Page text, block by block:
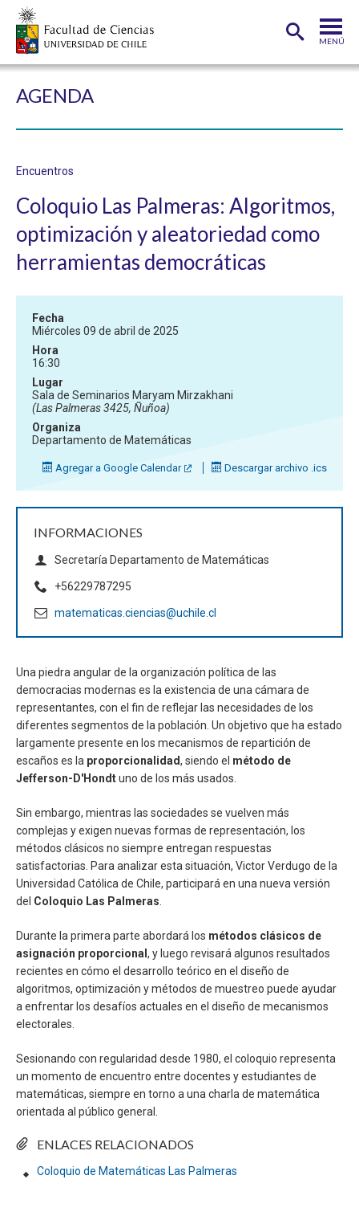
MENÚ
POSTGRADOS
INVESTIGACIÓN
ESTUDIANTES
FUNCIONARIOS
AGENDA
Encuentros
Coloquio Las Palmeras: Algoritmos,
optimización y aleatoriedad como
herramientas democráticas
INFORMACIONES
Secretaría Departamento de Matemáticas
+56229787295
matematicas.ciencias@uchile.cl
Fecha
Miércoles 09 de abril de 2025
Hora
16:30
Lugar
Sala de Seminarios Maryam Mirzakhani
(Las Palmeras 3425, Ñuñoa)
Organiza
Departamento de Matemáticas
Agregar a Google Calendar Descargar archivo .ics
ENLACES RELACIONADOS
Coloquio de Matemáticas Las Palmeras
Una piedra angular de la organización política de las
democracias modernas es la existencia de una cámara de
representantes, con el fin de reflejar las necesidades de los
diferentes segmentos de la población. Un objetivo que ha estado
largamente presente en los mecanismos de repartición de
escaños es la proporcionalidad, siendo el método de
Jefferson-D'Hondtuno de los más usados.
Sin embargo, mientras las sociedades se vuelven más
complejas y exigen nuevas formas de representación, los
métodos clásicos no siempre entregan respuestas
satisfactorias. Para analizar esta situación, Victor Verdugo de la
Universidad Católica de Chile, participará en una nueva versión
del Coloquio Las Palmeras
Durante la primera parte abordará los métodos clásicos de
asignación proporcional , y luego revisará algunos resultados
recientes en cómo el desarrollo teórico en el diseño de
algoritmos, optimización y métodos de muestreo puede ayudar
a enfrentar los desafíos actuales en el diseño de mecanismos
electorales.
Sesionando con regularidad desde 1980, el coloquio representa
un momento de encuentro entre docentes y estudiantes de
matemáticas, siempre en torno a una charla de matemática
orientada al público general.